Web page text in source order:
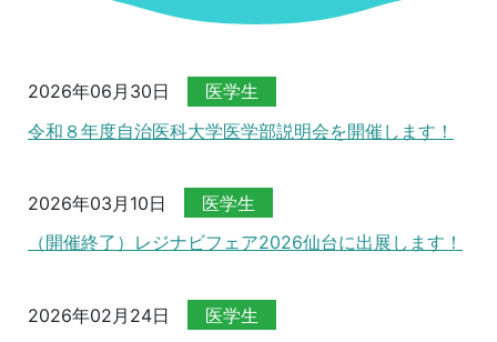
2026年06月30日
医学生
令和８年度自治医科大学医学部説明会を開催します！
2026年03月10日
医学生
（開催終了）レジナビフェア2026仙台に出展します！
2026年02月24日
医学生